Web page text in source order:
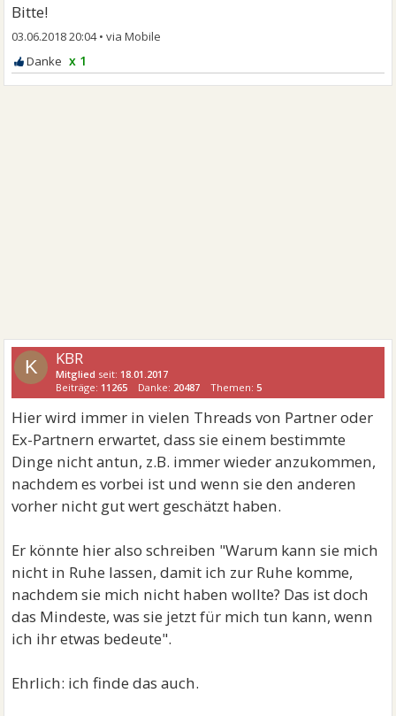
Bitte!
03.06.2018 20:04•
x 1
K KBR
Mitglied seit: 18.01.2017
Beiträge: 11265 Danke: 20487 Themen:5
Hier wird immer in vielen Threads von Partner oder
Ex-Partnern erwartet, dass sie einem bestimmte
Dinge nicht antun, z.B. immer wieder anzukommen,
nachdem es vorbei ist und wenn sie den anderen
vorher nicht gut wert geschätzt haben.
Er könnte hier also schreiben "Warum kann sie mich
nicht in Ruhe lassen, damit ich zur Ruhe komme,
nachdem sie mich nicht haben wollte? Das ist doch
das Mindeste, was sie jetzt für mich tun kann, wenn
ich ihr etwas bedeute".
Ehrlich: ich finde das auch.